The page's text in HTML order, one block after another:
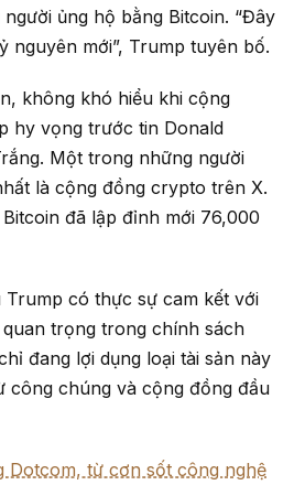
ủng hộ bằng Bitcoin. “Đây
nguyên mới”, Trump tuyên bố.
không khó hiểu khi cộng
hy vọng trước tin Donald
Một trong những người
là cộng đồng crypto trên X.
đã lập đỉnh mới 76,000
Trump có thực sự cam kết với
trọng trong chính sách
đang lợi dụng loại tài sản này
công chúng và cộng đồng đầu
Dotcom, từ cơn sốt công nghệ